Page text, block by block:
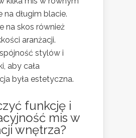
na długim blacie.
na skos również
aranżacji.
stylów i
aby cała
była estetyczna.
funkcję i
mis w
wnętrza?